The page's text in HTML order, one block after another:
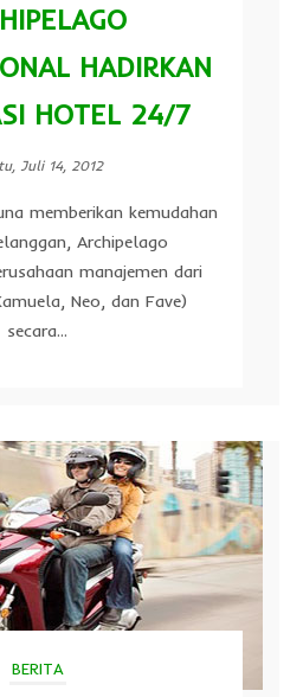
HADIRKAN
HOTEL 24/7
Juli 14, 2012
memberikan kemudahan
Archipelago
manajemen dari
Neo, dan Fave)
secara...
BERITA